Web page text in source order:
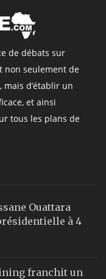
de débats sur
non seulement de
mais d’établir un
et ainsi
tous les plans de
Ouattara
à 4
franchit un